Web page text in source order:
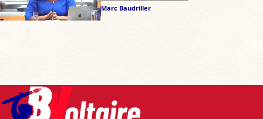
Marc Baudriller